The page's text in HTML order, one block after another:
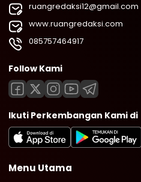
ruangredaksi12@gmail.com
www.ruangredaksi.com
085757464917
Follow Kami
Ikuti Perkembangan Kami di
Menu Utama